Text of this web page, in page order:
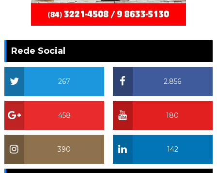
Rede Social
2.856
267
180
458
142
390